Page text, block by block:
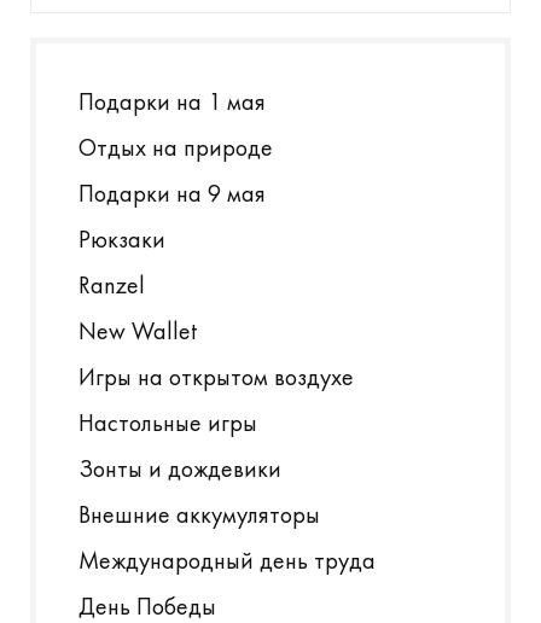
Подарки на 1 мая
Отдых на природе
Подарки на 9 мая
Рюкзаки
Ranzel
New Wallet
Игры на открытом воздухе
Настольные игры
Зонты и дождевики
Внешние аккумуляторы
Международный день труда
День Победы